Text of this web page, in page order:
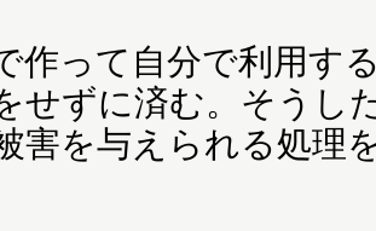
作って自分で利用す
せずに済む。そうし
害を与えられる処理